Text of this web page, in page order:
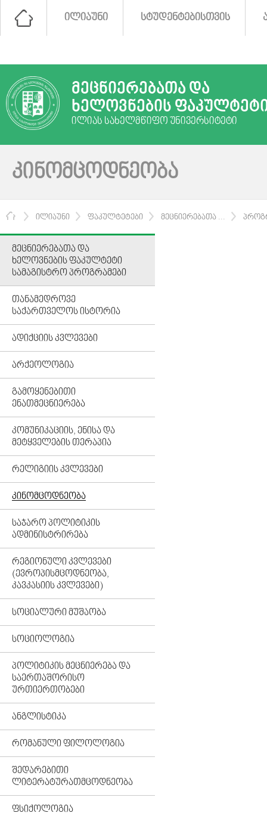
ᲘᲚᲘᲐᲣᲜᲘ ᲡᲢᲣᲓᲔᲜᲢᲔᲑᲘᲡᲗᲕᲘᲡ
ᲛᲔᲪᲜᲘᲔᲠᲔᲑᲐᲗᲐ ᲓᲐ
ᲮᲔᲚᲝᲕᲜᲔᲑᲘᲡ
ᲘᲚᲘᲐᲡ ᲡᲐᲮᲔᲚᲛᲬᲘᲤᲝ ᲣᲜᲘᲕᲔᲠᲡᲘᲢᲔᲢᲘ
ᲙᲘᲜᲝᲛᲪᲝᲓᲜᲔᲝᲑᲐ
ᲛᲗᲐᲕᲐᲠᲘ
ᲘᲚᲘᲐᲣᲜᲘ ᲤᲐᲙᲣᲚᲢᲔᲢᲔᲑᲘ ᲛᲔᲪᲜᲘᲔᲠᲔᲑᲐᲗᲐ ...
ᲛᲔᲪᲜᲘᲔᲠᲔᲑᲐᲗᲐ ᲓᲐ
ᲮᲔᲚᲝᲕᲜᲔᲑᲘᲡ ᲤᲐᲙᲣᲚᲢᲔᲢᲘ
ᲡᲐᲛᲐᲒᲘᲡᲢᲠᲝ ᲞᲠᲝᲒᲠᲐᲛᲔᲑᲘ
ᲗᲐᲜᲐᲛᲔᲓᲠᲝᲕᲔ
ᲡᲐᲥᲐᲠᲗᲕᲔᲚᲝᲡ ᲘᲡᲢᲝᲠᲘᲐ
ᲐᲓᲘᲥᲪᲘᲘᲡ ᲙᲕᲚᲔᲕᲔᲑᲘ
ᲐᲠᲥᲔᲝᲚᲝᲒᲘᲐ
ᲒᲐᲛᲝᲧᲔᲜᲔᲑᲘᲗᲘ
ᲔᲜᲐᲗᲛᲔᲪᲜᲘᲔᲠᲔᲑᲐ
ᲙᲝᲛᲣᲜᲘᲙᲐᲪᲘᲘᲡ, ᲔᲜᲘᲡᲐ ᲓᲐ
ᲛᲔᲢᲧᲕᲔᲚᲔᲑᲘᲡ ᲗᲔᲠᲐᲞᲘᲐ
ᲠᲔᲚᲘᲒᲘᲘᲡ ᲙᲕᲚᲔᲕᲔᲑᲘ
ᲙᲘᲜᲝᲛᲪᲝᲓᲜᲔᲝᲑᲐ
ᲡᲐᲯᲐᲠᲝ ᲞᲝᲚᲘᲢᲘᲙᲘᲡ
ᲐᲓᲛᲘᲜᲘᲡᲢᲠᲘᲠᲔᲑᲐ
ᲠᲔᲒᲘᲝᲜᲣᲚᲘ ᲙᲕᲚᲔᲕᲔᲑᲘ
(ᲔᲕᲠᲝᲞᲘᲡᲛᲪᲝᲓᲜᲔᲝᲑᲐ,
ᲙᲐᲕᲙᲐᲡᲘᲘᲡ ᲙᲕᲚᲔᲕᲔᲑᲘ)
ᲡᲝᲪᲘᲐᲚᲣᲠᲘ ᲛᲣᲨᲐᲝᲑᲐ
ᲡᲝᲪᲘᲝᲚᲝᲒᲘᲐ
ᲞᲝᲚᲘᲢᲘᲙᲘᲡ ᲛᲔᲪᲜᲘᲔᲠᲔᲑᲐ ᲓᲐ
ᲡᲐᲔᲠᲗᲐᲨᲝᲠᲘᲡᲝ
ᲣᲠᲗᲘᲔᲠᲗᲝᲑᲔᲑᲘ
ᲐᲜᲒᲚᲘᲡᲢᲘᲙᲐ
ᲠᲝᲛᲐᲜᲣᲚᲘ ᲤᲘᲚᲝᲚᲝᲒᲘᲐ
ᲨᲔᲓᲐᲠᲔᲑᲘᲗᲘ
ᲚᲘᲢᲔᲠᲐᲢᲣᲠᲐᲗᲛᲪᲝᲓᲜᲔᲝᲑᲐ
ᲤᲡᲘᲥᲝᲚᲝᲒᲘᲐ